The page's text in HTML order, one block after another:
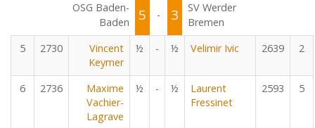
OSG Baden-
Baden
5 - 3
SV Werder
Bremen
5
2730
Vincent
Keymer
½ - ½ Velimir Ivic 2639 2
6 2736
Maxime
Vachier-
Lagrave
½ - ½
Laurent
Fressinet
2593 5